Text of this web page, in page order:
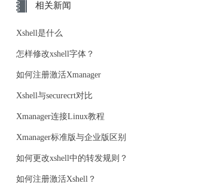
相关新闻
Xshell是什么
怎样修改xshell字体？
如何注册激活Xmanager
Xshell与securecrt对比
Xmanager连接Linux教程
Xmanager标准版与企业版区别
如何更改xshell中的转发规则？
如何注册激活Xshell？